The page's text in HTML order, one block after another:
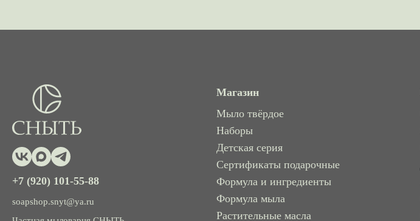
+7 (920) 101-55-88
soapshop.snyt@ya.ru
Магазин
Мыло твёрдое
Наборы
Детская серия
Сертификаты подарочные
Формула и ингредиенты
Формула мыла
Растительные масла